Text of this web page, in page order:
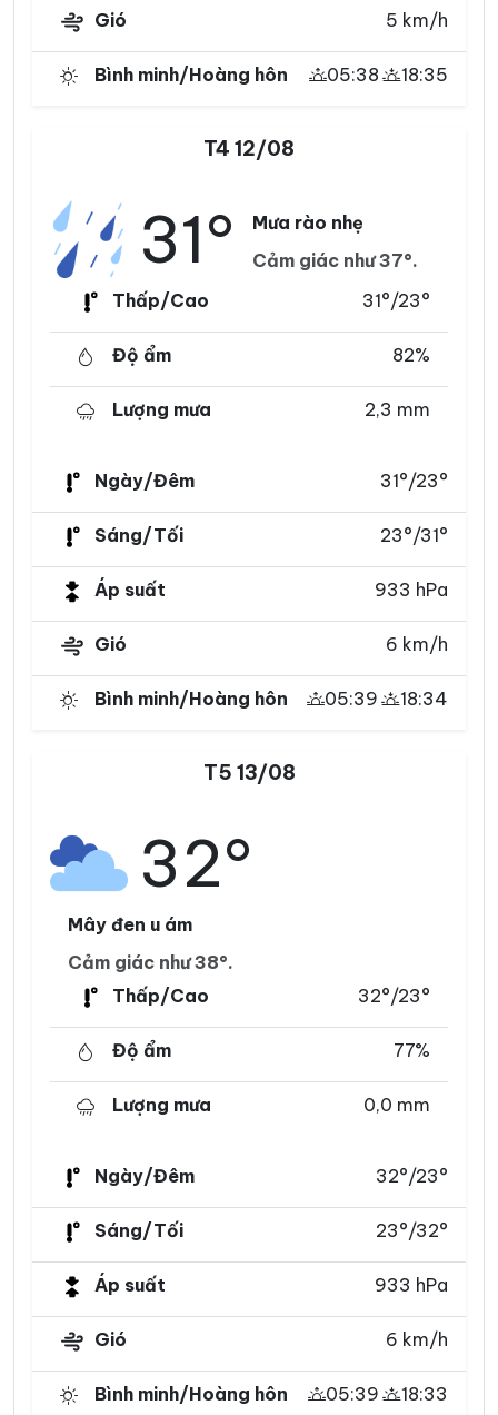
Gió 5 km/h
Bình minh/Hoàng hôn 05:38 18:35
T4 12/08
31°
Mưa rào nhẹ
Cảm giác như 37°.
Thấp/Cao
31°/23°
Độ ẩm 82%
Lượng mưa 2,3 mm
Ngày/Đêm 31°/23°
Sáng/Tối 23°/31°
Áp suất 933 hPa
Gió 6 km/h
Bình minh/Hoàng hôn 05:39 18:34
T5 13/08
32°
Mây đen u ám
Cảm giác như 38°.
Thấp/Cao
32°/23°
Độ ẩm 77%
Lượng mưa 0,0 mm
Ngày/Đêm 32°/23°
Sáng/Tối 23°/32°
Áp suất 933 hPa
Gió 6 km/h
Bình minh/Hoàng hôn 05:39 18:33